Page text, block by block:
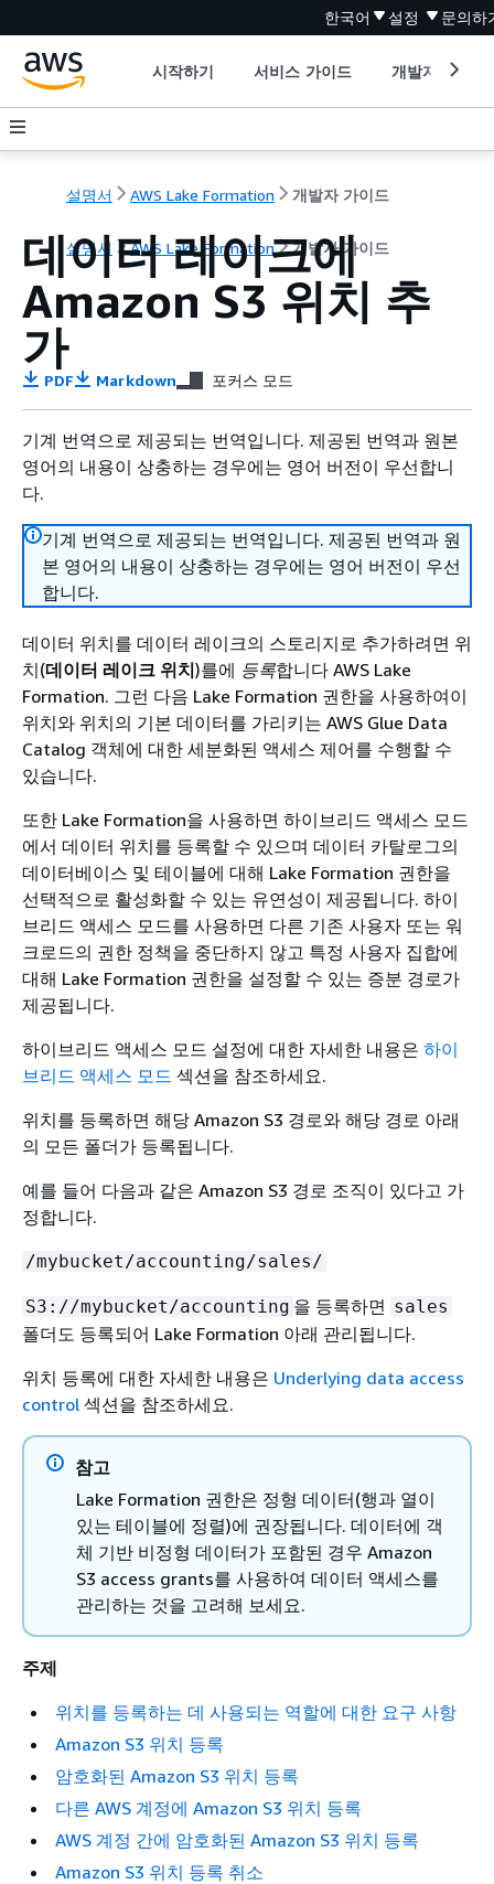
한국어 설정 문의하
시작하기 서비스 가이드 개발자 도구
설명서 AWS Lake Formation 개발자 가이드
설명서 AWS Lake Formation 개발자 가이드
데이터 레이크에
Amazon S3 위치 추
가
PDF Markdown 포커스 모드
기계 번역으로 제공되는 번역입니다. 제공된 번역과 원본
영어의 내용이 상충하는 경우에는 영어 버전이 우선합니
다.
기계 번역으로 제공되는 번역입니다. 제공된 번역과 원
본 영어의 내용이 상충하는 경우에는 영어 버전이 우선
합니다.
데이터 위치를 데이터 레이크의 스토리지로 추가하려면 위
치(데이터 레이크 위치)를에 등록합니다 AWS Lake
Formation. 그런 다음 Lake Formation 권한을 사용하여이
위치와 위치의 기본 데이터를 가리키는 AWS Glue Data
Catalog 객체에 대한 세분화된 액세스 제어를 수행할 수
있습니다.
또한 Lake Formation을 사용하면 하이브리드 액세스 모드
에서 데이터 위치를 등록할 수 있으며 데이터 카탈로그의
데이터베이스 및 테이블에 대해 Lake Formation 권한을
선택적으로 활성화할 수 있는 유연성이 제공됩니다. 하이
브리드 액세스 모드를 사용하면 다른 기존 사용자 또는 워
크로드의 권한 정책을 중단하지 않고 특정 사용자 집합에
대해 Lake Formation 권한을 설정할 수 있는 증분 경로가
제공됩니다.
하이브리드 액세스 모드 설정에 대한 자세한 내용은 하이
브리드 액세스 모드 섹션을 참조하세요.
위치를 등록하면 해당 Amazon S3 경로와 해당 경로 아래
의 모든 폴더가 등록됩니다.
예를 들어 다음과 같은 Amazon S3 경로 조직이 있다고 가
정합니다.
/mybucket/accounting/sales/
S3://mybucket/accounting 을 등록하면 sales
폴더도 등록되어 Lake Formation 아래 관리됩니다.
위치 등록에 대한 자세한 내용은 Underlying data access
control 섹션을 참조하세요.
참고
Lake Formation 권한은 정형 데이터(행과 열이
있는 테이블에 정렬)에 권장됩니다. 데이터에 객
체 기반 비정형 데이터가 포함된 경우 Amazon
S3 access grants를 사용하여 데이터 액세스를
관리하는 것을 고려해 보세요.
주제
위치를 등록하는 데 사용되는 역할에 대한 요구 사항
Amazon S3 위치 등록
암호화된 Amazon S3 위치 등록
다른 AWS 계정에 Amazon S3 위치 등록
AWS 계정 간에 암호화된 Amazon S3 위치 등록
Amazon S3 위치 등록 취소